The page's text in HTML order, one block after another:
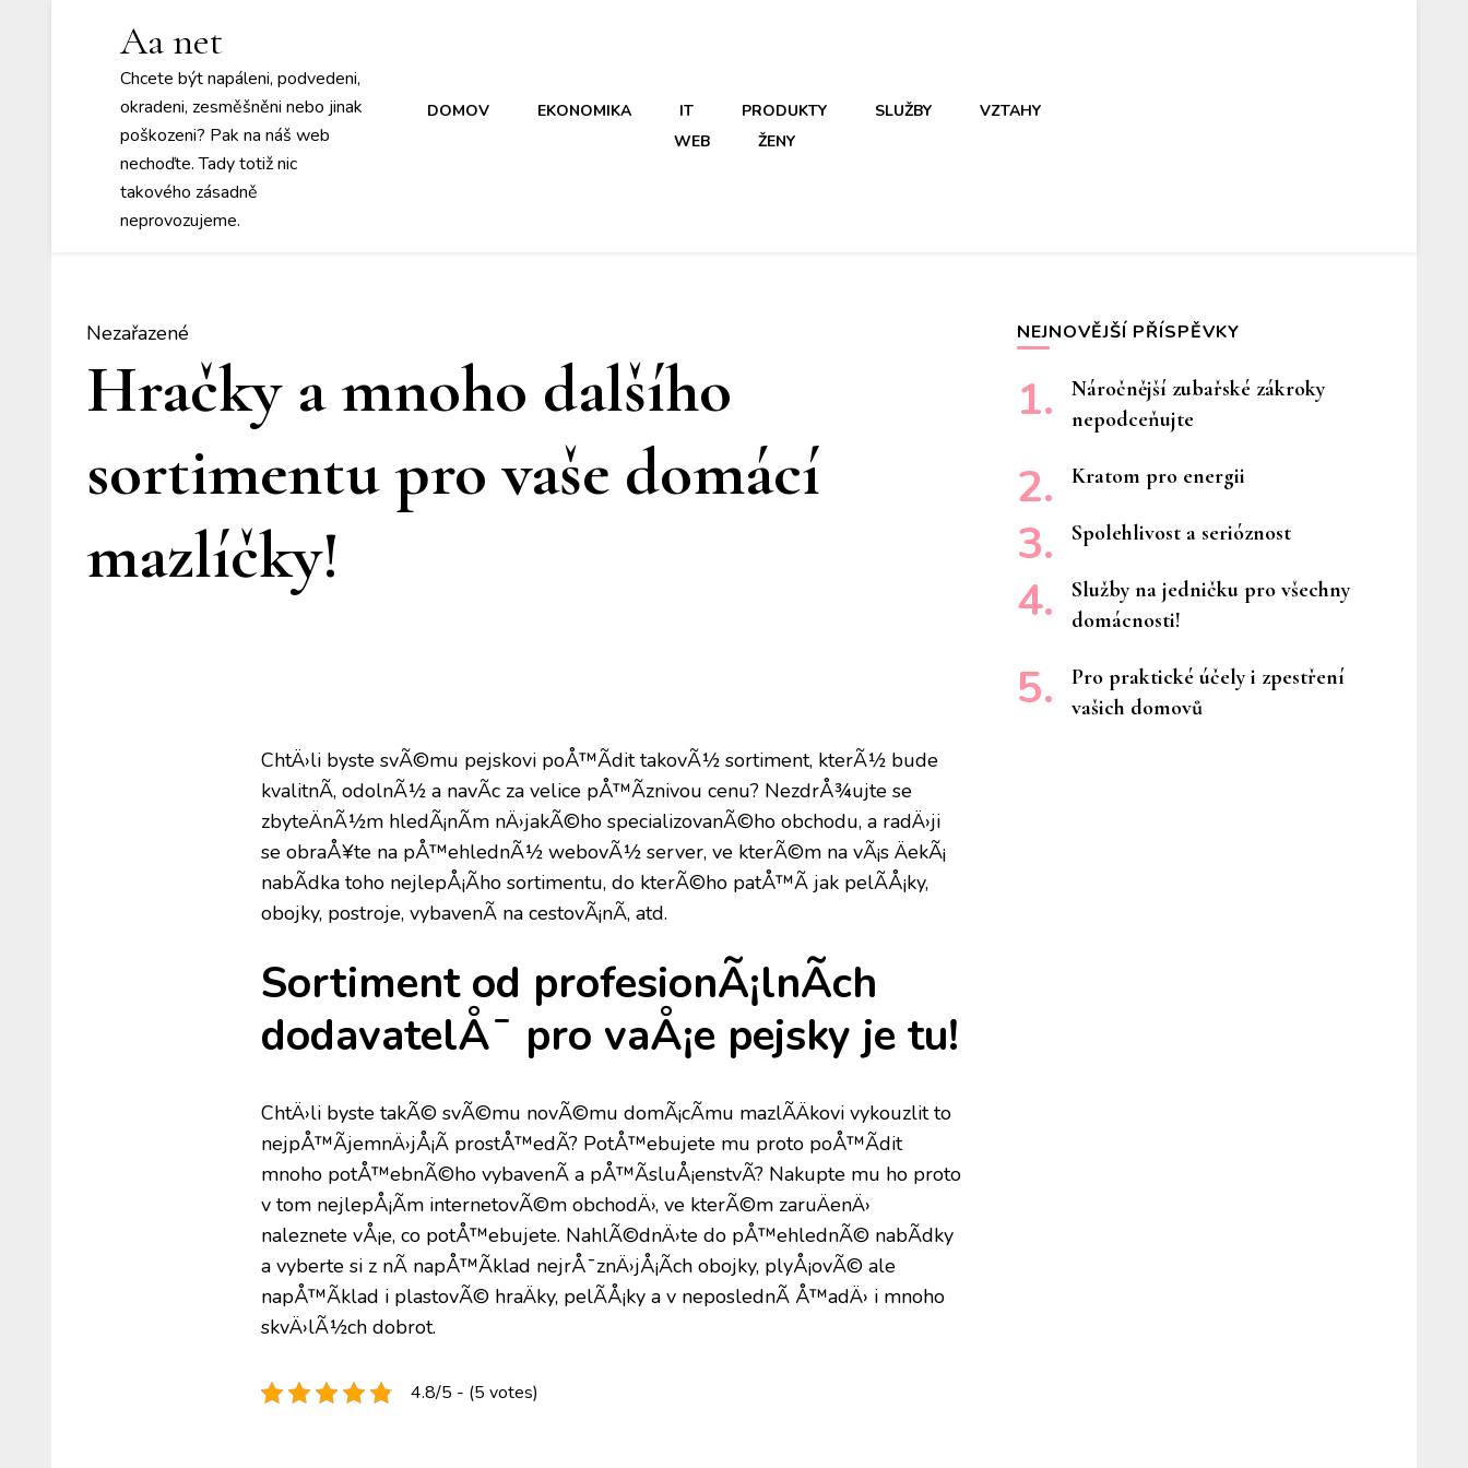
Aa net
Chcete být napáleni, podvedeni,
okradeni, zesměšněni nebo jinak
poškozeni? Pak na náš web
nechoďte. Tady totiž nic
takového zásadně
neprovozujeme.
DOMOV EKONOMIKA IT PRODUKTY SLUŽBY
VZTAHY
WEB
ŽENY
Nezařazené
Hračky a mnoho dalšího
sortimentu pro vaše domácí
mazlíčky!
ChtÄ›li byste svÃ©mu pejskovi poÅ™Ã­dit takovÃ½ sortiment, kterÃ½ bude
kvalitnÃ­, odolnÃ½ a navÃ­c za velice pÅ™Ã­znivou cenu? NezdrÅ¾ujte se
zbyteÄnÃ½m hledÃ¡nÃ­m nÄ›jakÃ©ho specializovanÃ©ho obchodu, a radÄ›ji
se obraÅ¥te na pÅ™ehlednÃ½ webovÃ½ server, ve kterÃ©m na vÃ¡s ÄekÃ¡
nabÃ­dka toho nejlepÅ¡Ã­ho sortimentu, do kterÃ©ho patÅ™Ã­ jak pelÃ­Å¡ky,
obojky, postroje, vybavenÃ­ na cestovÃ¡nÃ­, atd.
Sortiment od profesionÃ¡lnÃ­ch
dodavatelÅ¯ pro vaÅ¡e pejsky je tu!
ChtÄ›li byste takÃ© svÃ©mu novÃ©mu domÃ¡cÃ­mu mazlÃ­Äkovi vykouzlit to
nejpÅ™Ã­jemnÄ›jÅ¡Ã­ prostÅ™edÃ­? PotÅ™ebujete mu proto poÅ™Ã­dit
mnoho potÅ™ebnÃ©ho vybavenÃ­ a pÅ™Ã­sluÅ¡enstvÃ­? Nakupte mu ho proto
v tom nejlepÅ¡Ã­m internetovÃ©m obchodÄ›, ve kterÃ©m zaruÄenÄ›
naleznete vÅ¡e, co potÅ™ebujete. NahlÃ©dnÄ›te do pÅ™ehlednÃ© nabÃ­dky
a vyberte si z nÃ­ napÅ™Ã­klad nejrÅ¯znÄ›jÅ¡Ã­ch obojky, plyÅ¡ovÃ© ale
napÅ™Ã­klad i plastovÃ© hraÄky, pelÃ­Å¡ky a v neposlednÃ­ Å™adÄ› i mnoho
skvÄ›lÃ½ch dobrot.
4.8/5 - (5 votes)
NEJNOVĚJŠÍ PŘÍSPĚVKY
Náročnější zubařské zákroky
nepodceňujte
Kratom pro energii
Spolehlivost a serióznost
Služby na jedničku pro všechny
domácnosti!
Pro praktické účely i zpestření
vašich domovů